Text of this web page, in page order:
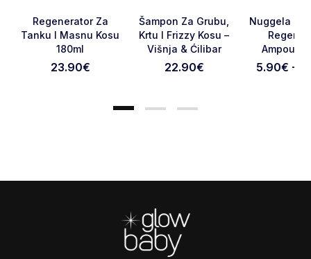
Pošaljite pregled
Favorite
Regenerator Za
Tanku I Masnu Kosu
180ml
23.90€
Favorite
Šampon Za Grubu,
Krtu I Frizzy Kosu –
Višnja & Ćilibar
22.90€
Nuggela &
Ampoules
5.90€ -